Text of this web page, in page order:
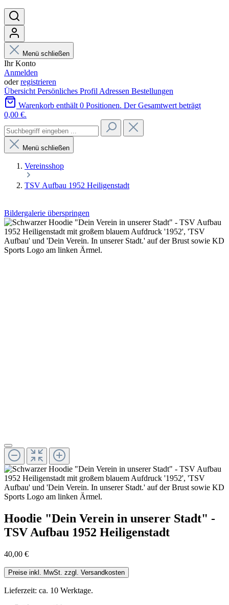
Menü schließen
Ihr Konto
Anmelden
oderregistrieren
Übersicht Persönliches Profil Adressen Bestellungen
Warenkorb enthält 0 Positionen. Der Gesamtwert beträgt
0,00 €.
Menü schließen
Vereinsshop
TSV Aufbau 1952 Heiligenstadt
Bildergalerie überspringen
Hoodie "Dein Verein in unserer Stadt" -
TSV Aufbau 1952 Heiligenstadt
40,00 €
Preise inkl. MwSt. zzgl. Versandkosten
Lieferzeit: ca. 10 Werktage.